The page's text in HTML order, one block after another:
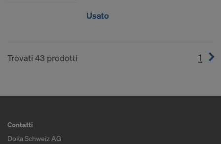
Usato
Trovati 43 prodotti 1
Contatti
Doka Schweiz AG